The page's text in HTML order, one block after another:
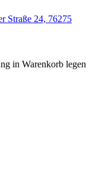
Straße 24, 76275
in Warenkorb legen